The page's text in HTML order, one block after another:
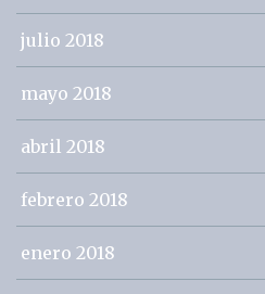
julio 2018
mayo 2018
abril 2018
febrero 2018
enero 2018